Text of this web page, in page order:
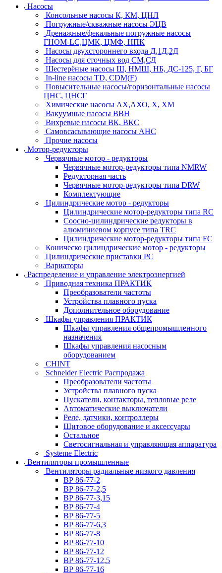
Насосы
Консольные насосы К, КМ, ЦНЛ
Погружные/скважные насосы ЭЦВ
Дренажные/фекальные погружные насосы
ГНОМ-LC,ЦМК, ЦМФ, НПК
Насосы двухстороннего входа Д,1Д,2Д
Насосы для сточных вод СМ,СД
Шестерёные насосы Ш, НМШ, НБ, ДС-125, Г, БГ
In-line насосы TD, CDM(F)
Повысительные насосы/горизонтальные насосы
ЦНС, ЦНСГ
Химические насосы АХ,АХО, Х, ХМ
Вакуумные насосы ВВН
Вихревые насосы ВК, ВКС
Самовсасывающие насосы АНС
Прочие насосы
Мотор-редукторы
Червячные мотор - редукторы
Червячные мотор-редукторы типа NMRW
Редукторная часть
Червячные мотор-редукторы типа DRW
Комплектующие
Цилиндрические мотор - редукторы
Цилиндрические мотор-редукторы типа RC
Соосно-цилиндрические редукторы в
алюминиевом корпусе типа TRC
Цилиндрические мотор-редукторы типа FC
Коническо цилиндрические мотор - редукторы
Цилиндрические приставки PC
Вариаторы
Распределение и управление электроэнергией
Приводная техника ПРАКТИК
Преобразователи частоты
Устройства плавного пуска
Дополнительное оборудование
Шкафы управления ПРАКТИК
Шкафы управления общепромышленного
назначения
Шкафы управления насосным
оборудованием
CHINT
Schneider Electric Распродажа
Преобразователи частоты
Устройства плавного пуска
Пускатели, контакторы, тепловые реле
Автоматические выключатели
Реле, датчики, контроллеры
Щитовое оборудование и аксессуары
Остальное
Светосигнальная и управляющая аппаратура
Systeme Electric
Вентиляторы промышленные
Вентиляторы радиальные низкого давления
ВР 86-77-2
ВР 86-77-2,5
ВР 86-77-3,15
ВР 86-77-4
ВР 86-77-5
ВР 86-77-6,3
ВР 86-77-8
ВР 86-77-10
ВР 86-77-12
ВР 86-77-12,5
ВР 86-77-16